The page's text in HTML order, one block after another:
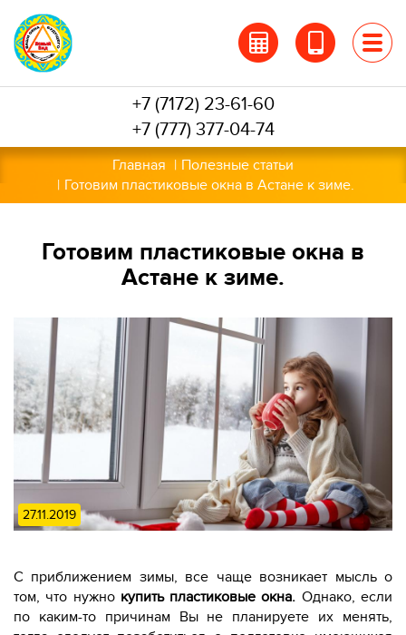
Перейти
основному
содержанию
+7 (7172) 23-61-60
+7 (777) 377-04-74
Главная
Полезные статьи
Готовим пластиковые окна в Астане к зиме.
Готовим пластиковые окна в
Астане к зиме.
27.11.2019
С приближением зимы, все чаще возникает мысль о
том, что нужно купить пластиковые окна. Однако, если
по каким-то причинам Вы не планируете их менять,